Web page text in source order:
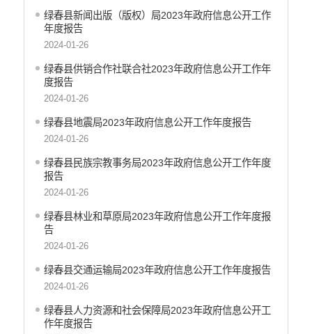
绿春县新闻出版（版权）局2023年政府信息公开工作
年度报告
2024-01-26
绿春县供销合作社联合社2023年政府信息公开工作年
度报告
2024-01-26
绿春县地震局2023年政府信息公开工作年度报告
2024-01-26
绿春县民族宗教事务局2023年政府信息公开工作年度
报告
2024-01-26
绿春县林业和草原局2023年政府信息公开工作年度报
告
2024-01-26
绿春县交通运输局2023年政府信息公开工作年度报告
2024-01-26
绿春县人力资源和社会保障局2023年政府信息公开工
作年度报告